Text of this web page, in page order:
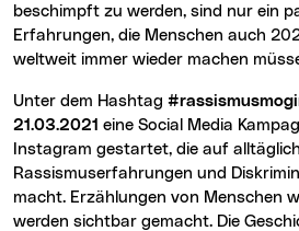
beschimpft zu werden, sind nur ein
Erfahrungen, die Menschen auch
weltweit immer wieder machen
Unter dem Hashtag
21.03.2021 eine Social Media
Instagram gestartet, die auf
Rassismuserfahrungen und
macht. Erzählungen von Menschen
werden sichtbar gemacht. Die